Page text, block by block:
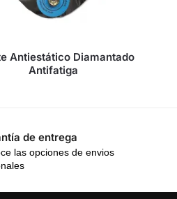
Antiestático Diamantado
Antifatiga
de entrega
las opciones de envios